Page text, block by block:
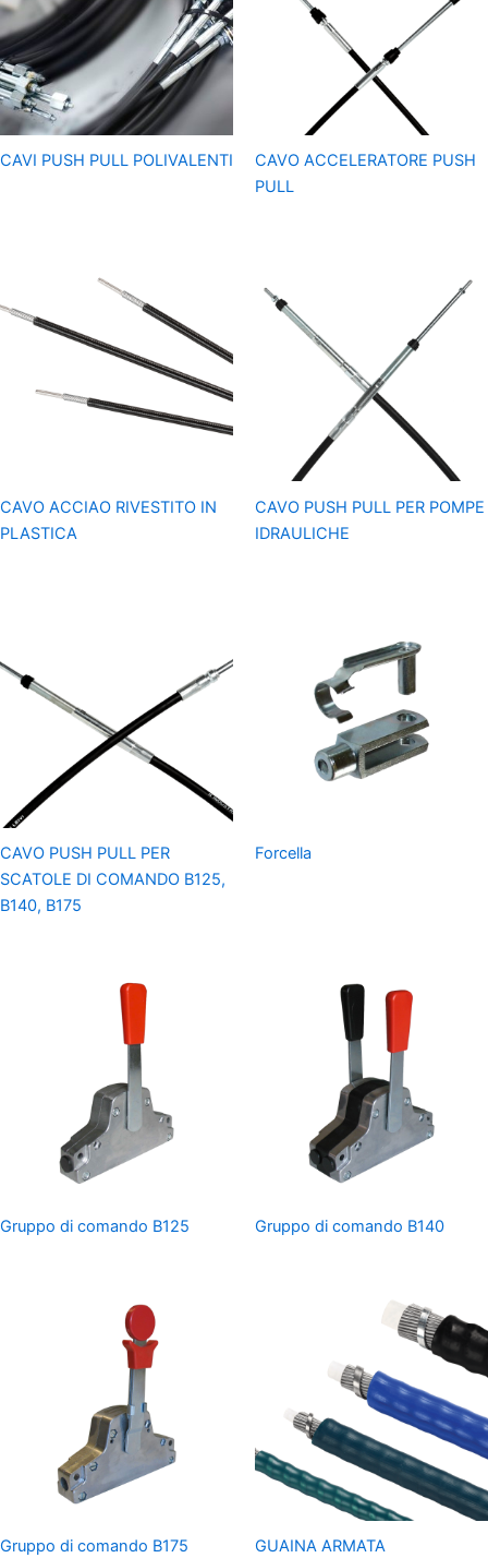
CAVI PUSH PULL POLIVALENTI
CAVO ACCELERATORE PUSH
PULL
CAVO ACCIAO RIVESTITO IN
PLASTICA
CAVO PUSH PULL PER POMPE
IDRAULICHE
CAVO PUSH PULL PER
SCATOLE DI COMANDO B125,
B140, B175
Forcella
Gruppo di comando B125 Gruppo di comando B140
Gruppo di comando B175 GUAINA ARMATA